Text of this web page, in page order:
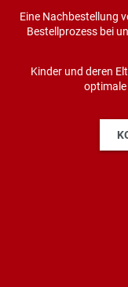
Eine Nachbestellung
Bestellprozess bei
Kinder und deren
optimale